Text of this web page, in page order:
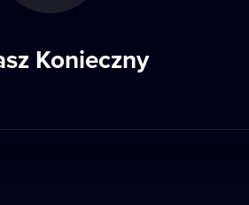
Konieczny